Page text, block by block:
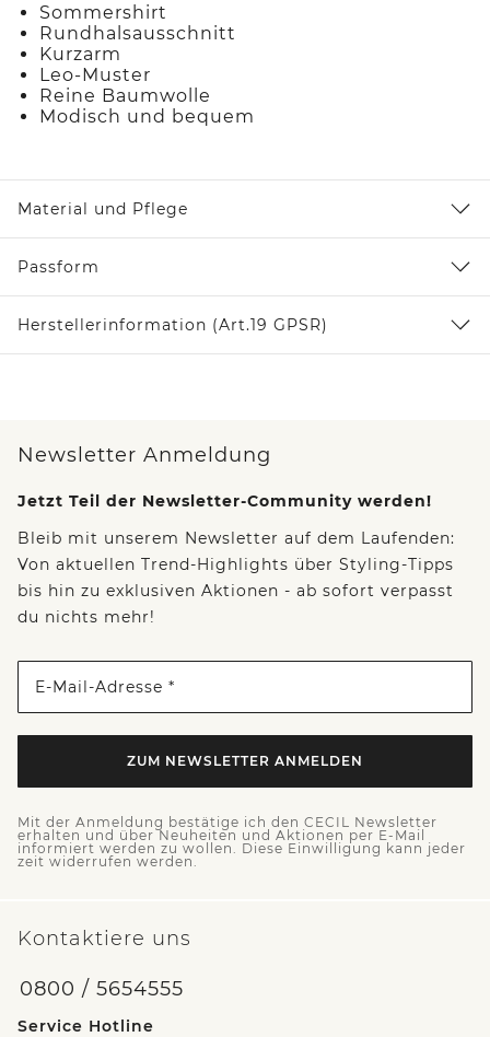
Sommershirt
Rundhalsausschnitt
Kurzarm
Leo-Muster
Reine Baumwolle
Modisch und bequem
Material und Pflege
Passform
Herstellerinformation (Art.19 GPSR)
Newsletter Anmeldung
Jetzt Teil der Newsletter-Community werden!
Bleib mit unserem Newsletter auf dem Laufenden:
Von aktuellen Trend-Highlights über Styling-Tipps
bis hin zu exklusiven Aktionen - ab sofort verpasst
du nichts mehr!
E-Mail-Adresse *
ZUM NEWSLETTER ANMELDEN
Mit der Anmeldung bestätige ich den CECIL Newsletter
erhalten und über Neuheiten und Aktionen per E-Mail
informiert werden zu wollen. Diese Einwilligung kann jeder
zeit widerrufen werden.
Kontaktiere uns
0800 / 5654555
Service Hotline